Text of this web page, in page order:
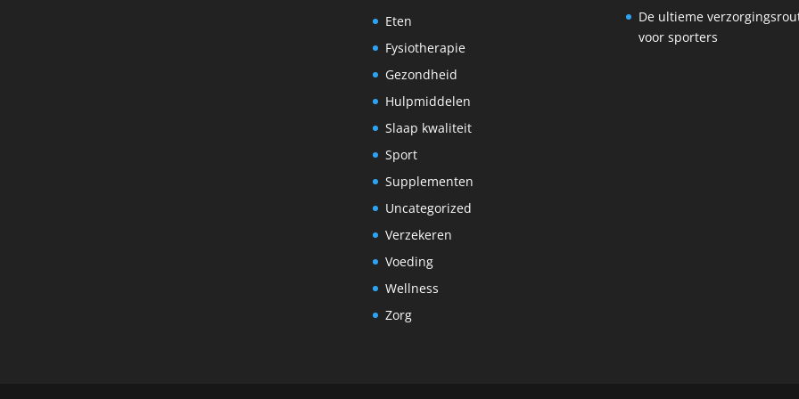
Eten
Fysiotherapie
Gezondheid
Hulpmiddelen
Slaap kwaliteit
Sport
Supplementen
Uncategorized
Verzekeren
Voeding
Wellness
Zorg
De ultieme
voor sporters